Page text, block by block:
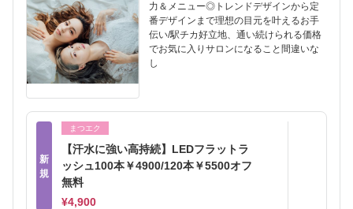
力＆メニュー◎トレンドデザインから定
番デザインまで理想の目元を叶えるお手
伝い/駅チカ好立地、通い続けられる価格
でお気に入りサロンになること間違いな
し
新
規
まつエク
【汗水に強い高持続】LEDフラットラ
ッシュ100本￥4900/120本￥5500オフ
無料
¥4,900